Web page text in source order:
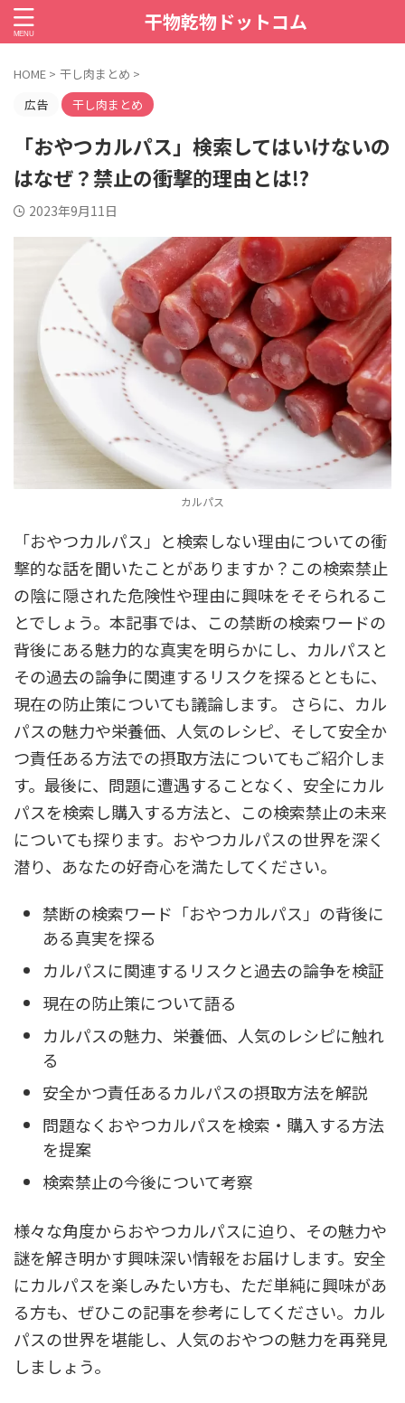
干物乾物ドットコム
HOME > 干し肉まとめ >
広告
干し肉まとめ
「おやつカルパス」検索してはいけないの
はなぜ？禁止の衝撃的理由とは!?
2023年9月11日
カルパス
「おやつカルパス」と検索しない理由についての衝
撃的な話を聞いたことがありますか？この検索禁止
の陰に隠された危険性や理由に興味をそそられるこ
とでしょう。本記事では、この禁断の検索ワードの
背後にある魅力的な真実を明らかにし、カルパスと
その過去の論争に関連するリスクを探るとともに、
現在の防止策についても議論します。 さらに、カル
パスの魅力や栄養価、人気のレシピ、そして安全か
つ責任ある方法での摂取方法についてもご紹介しま
す。最後に、問題に遭遇することなく、安全にカル
パスを検索し購入する方法と、この検索禁止の未来
についても探ります。おやつカルパスの世界を深く
潜り、あなたの好奇心を満たしてください。
禁断の検索ワード「おやつカルパス」の背後に
ある真実を探る
カルパスに関連するリスクと過去の論争を検証
現在の防止策について語る
カルパスの魅力、栄養価、人気のレシピに触れ
る
安全かつ責任あるカルパスの摂取方法を解説
問題なくおやつカルパスを検索・購入する方法
を提案
検索禁止の今後について考察
様々な角度からおやつカルパスに迫り、その魅力や
謎を解き明かす興味深い情報をお届けします。安全
にカルパスを楽しみたい方も、ただ単純に興味があ
る方も、ぜひこの記事を参考にしてください。カル
パスの世界を堪能し、人気のおやつの魅力を再発見
しましょう。